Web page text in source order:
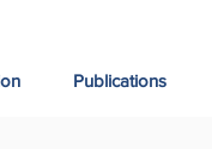
Publications